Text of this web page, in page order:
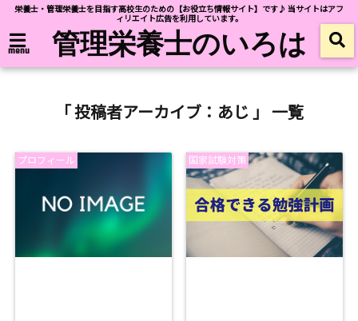
栄養士・管理栄養士を目指す高校生のための【お役立ち情報サイト】です♪ 当サイトはアフ
ィリエイト広告を利用しています。
menu 管理栄養士のいろは
「 投稿者アーカイブ：あじ 」 一覧
プロフィール 国家試験対策